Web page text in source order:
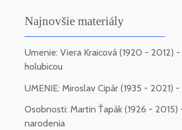
Najnovšie materiály
Umenie: Viera Kraicová (1920 - 2012) -
holubicou
UMENIE: Miroslav Cipár (1935 - 2021)
Osobnosti: Martin Ťapák (1926 - 2015)
narodenia